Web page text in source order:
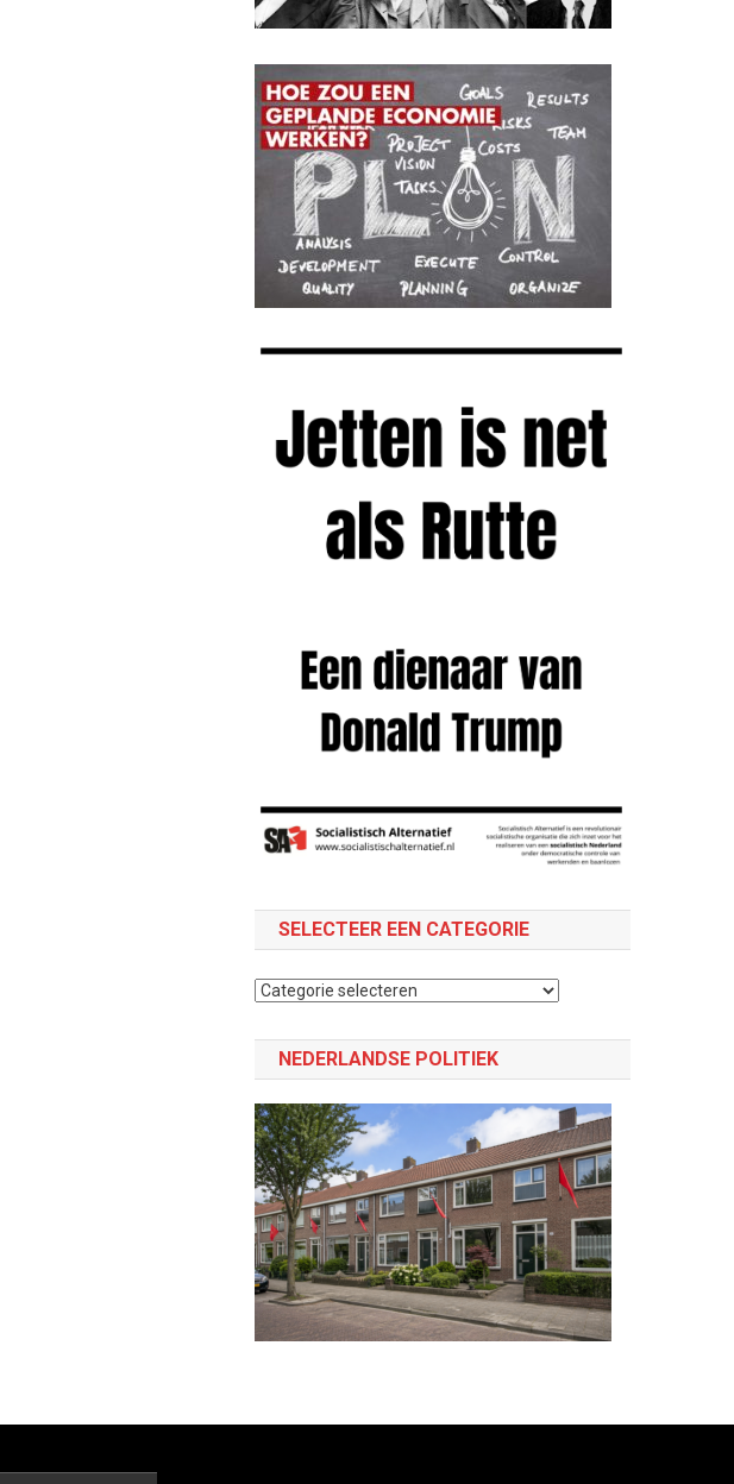
SELECTEER EEN CATEGORIE
Selecteer
categorie
NEDERLANDSE POLITIEK